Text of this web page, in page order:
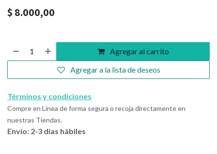
$ 8.000,00
Agregar al carrito
Agregar a la lista de deseos
Términos y condiciones
Compre en Línea de forma segura o recoja directamente en
nuestras Tiendas.
Envío: 2-3 días hábiles